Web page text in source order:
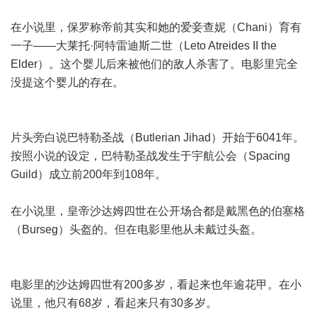
在小说里，保罗称帝前其实和她的爱妾查妮（Chani）育有
一子——大莱托·阿特雷迪斯二世（Leto Atreides II the
Elder）。这个婴儿后来被他们的敌人杀害了。电影里完全
没提这个婴儿的存在。
片头旁白说巴特勒圣战（Butlerian Jihad）开始于6041年。
按照小说的设定，巴特勒圣战发生于宇航公会（Spacing
Guild）成立前200年到108年。
在小说里，皇帝沙达姆四世在公开场合都是戴黑色的伯塞格
（Burseg）头盔的。但在电影里他从未戴过头盔。
电影里的沙达姆四世有200多岁，看起来也年逾花甲。在小
说里，他只有68岁，看起来只有30多岁。